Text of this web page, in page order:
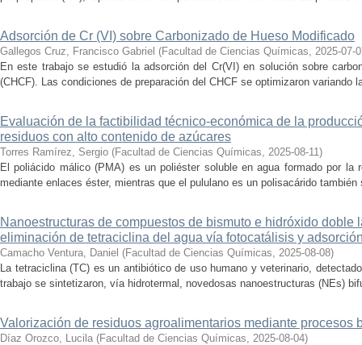
Adsorción de Cr (VI) sobre Carbonizado de Hueso Modificado
Gallegos Cruz, Francisco Gabriel (Facultad de Ciencias Químicas, 2025-07-
En este trabajo se estudió la adsorción del Cr(VI) en solución sobre
(CHCF). Las condiciones de preparación del CHCF se optimizaron variando
Evaluación de la factibilidad técnico-económica de la
residuos con alto contenido de azúcares
Torres Ramírez, Sergio (Facultad de Ciencias Químicas, 2025-08-11)
El poliácido málico (PMA) es un poliéster soluble en agua formado por la
mediante enlaces éster, mientras que el pululano es un polisacárido
Nanoestructuras de compuestos de bismuto e hidróxido doble
eliminación de tetraciclina del agua vía fotocatálisis y
Camacho Ventura, Daniel (Facultad de Ciencias Químicas, 2025-08-08)
La tetraciclina (TC) es un antibiótico de uso humano y veterinario,
trabajo se sintetizaron, vía hidrotermal, novedosas nanoestructuras (NEs)
Valorización de residuos agroalimentarios mediante procesos
Díaz Orozco, Lucila (Facultad de Ciencias Químicas, 2025-08-04)